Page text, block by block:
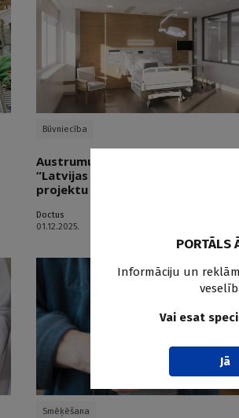
Būvniecība
Austrumu slimnīca sāk stacionāra
“Latvijas Onkoloģijas centrs”
projektu
Doctus
01.12.2025.
Smēķēšana
PORTĀLS
Informāciju un
Vai esat
Jā